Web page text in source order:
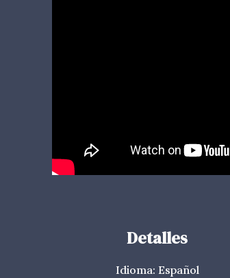
Detalles
Idioma: Español